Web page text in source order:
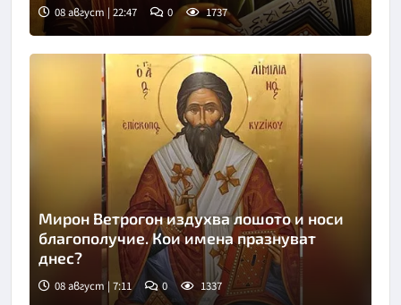
08 август | 22:47 0 1737
Мирон Ветрогон издухва лошото и носи
благополучие. Кои имена празнуват
днес?
08 август | 7:11 0 1337